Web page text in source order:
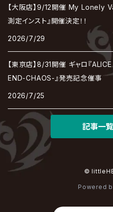
sugar
JILUKA
SHIN
Jin-Machine
deadman
DEVILOOF
DuelJewel
D'ERLANGER
電脳ヒメカ
BULL FIELD
BREAKERZ
BLAZE
The Brow Beat
MAMA.
まみれた / MAMIRETA
MALICE MIZER
Lill
LSN / The LEGENDARY SIX NINE
【大阪店】9/12開催 My Lonely
測定インスト』開催決定！！
2026/7/29
【東京店】8/31開催 ギャロ『
END-CHAOS-』発売記念催事
2026/7/25
記事一
©
Powered